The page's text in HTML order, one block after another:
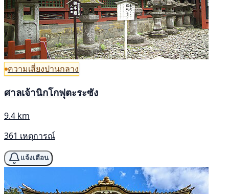
ความเสี่ยงปานกลาง
ศาลเจ้านิกโกฟุตะระซัง
9.4 km
361 เหตุการณ์
แจ้งเตือน